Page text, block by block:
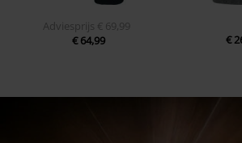
Adviesprijs
€ 69,99
€ 64,99
€